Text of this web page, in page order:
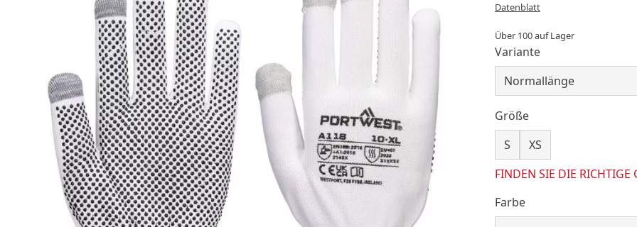
Datenblatt
Über 100 auf Lager
Variante
Größe
S
XS
FINDEN SIE DIE RICHTIGE
Farbe